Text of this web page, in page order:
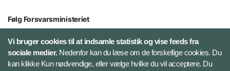
Følg Forsvarsministeriet
X
LinkedIn
Vi bruger cookies til at indsamle statistik og vise feeds fra
sociale medier.Nedenfor kan du læse om de forskellige cookies. Du
kan klikke Kun nødvendige, eller vælge hvilke du vil acceptere. Du